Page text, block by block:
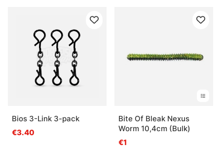
Bios 3-Link 3-pack
€3.40
Bite Of Bleak Nexus
Worm 10,4cm (Bulk)
€1